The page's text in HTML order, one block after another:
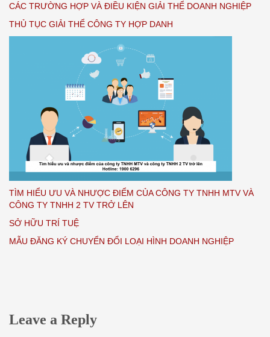
CÁC TRƯỜNG HỢP VÀ ĐIỀU KIỆN GIẢI THỂ DOANH NGHIỆP
THỦ TỤC GIẢI THỂ CÔNG TY HỢP DANH
TÌM HIỂU ƯU VÀ NHƯỢC ĐIỂM CỦA CÔNG TY TNHH MTV VÀ
CÔNG TY TNHH 2 TV TRỞ LÊN
SỞ HỮU TRÍ TUỆ
MẪU ĐĂNG KÝ CHUYỂN ĐỔI LOẠI HÌNH DOANH NGHIỆP
Leave a Reply